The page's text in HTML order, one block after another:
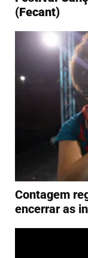
(Fecant)
Contagem
encerrar as